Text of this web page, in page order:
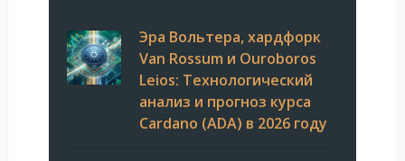
Эра Вольтера, хардфорк
Van Rossum и Ouroboros
Leios: Технологический
анализ и прогноз курса
Cardano (ADA) в 2026 году